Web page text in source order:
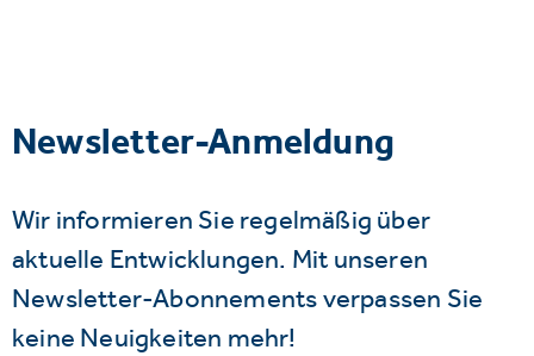
Newsletter-Anmeldung
Wir informieren Sie regelmäßig über
aktuelle Entwicklungen. Mit unseren
Newsletter-Abonnements verpassen Sie
keine Neuigkeiten mehr!